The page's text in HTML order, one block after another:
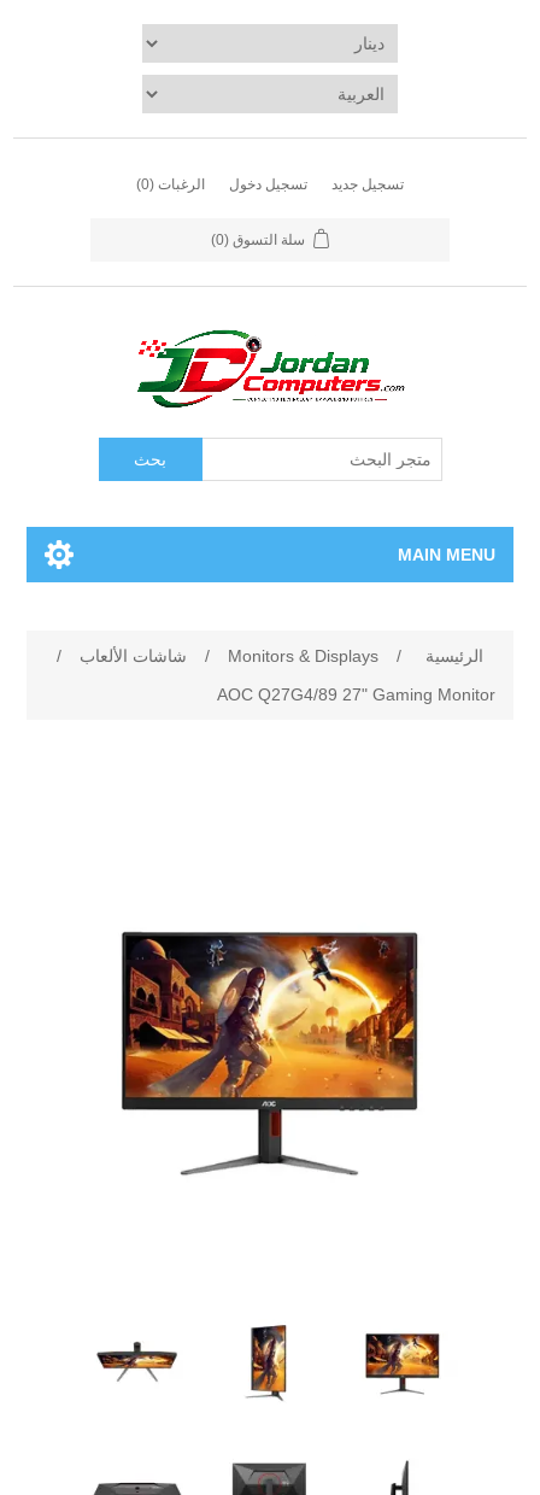
تسجيل جديد تسجيل دخول الرغبات (0)
سلة التسوق (0)
بحث
MAIN MENU
الرئيسية /
Monitors & Displays
/ شاشات الألعاب
/
AOC Q27G4/89 27" Gaming Monitor